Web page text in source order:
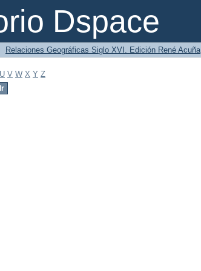
Dspace
Relaciones Geográficas Siglo XVI. Edición René Acuña
U V W X Y Z